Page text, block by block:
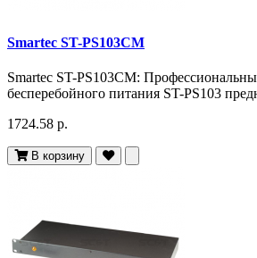
Smartec ST-PS103CM
Smartec ST-PS103CM:
бесперебойного питания ST-PS103
1724.58 р.
В корзину